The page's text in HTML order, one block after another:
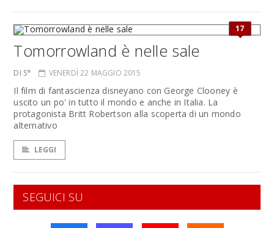
17
Tomorrowland è nelle sale
DI S* VENERDÌ 22 MAGGIO 2015
Il film di fantascienza disneyano con George Clooney è
uscito un po' in tutto il mondo e anche in Italia. La
protagonista Britt Robertson alla scoperta di un mondo
alternativo
LEGGI
SEGUICI SU